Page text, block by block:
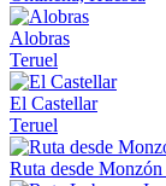
Alobras
Teruel
El Castellar
Teruel
Ruta desde